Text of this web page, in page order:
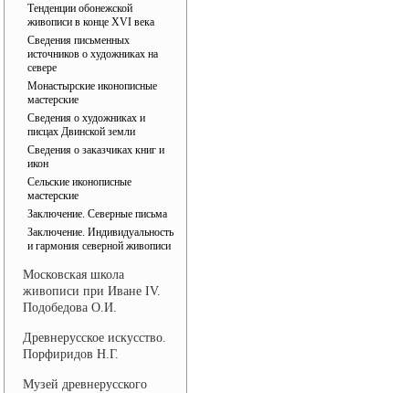
Тенденции обонежской
живописи в конце XVI века
Сведения письменных
источников о художниках на
севере
Монастырские иконописные
мастерские
Сведения о художниках и
писцах Двинской земли
Сведения о заказчиках книг и
икон
Сельские иконописные
мастерские
Заключение. Северные письма
Заключение. Индивидуальность
и гармония северной живописи
Московская школа
живописи при Иване IV.
Подобедова О.И.
Древнерусское искусство.
Порфиридов Н.Г.
Музей древнерусского